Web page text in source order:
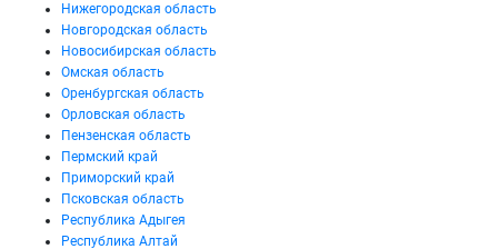
Нижегородская область
Новгородская область
Новосибирская область
Омская область
Оренбургская область
Орловская область
Пензенская область
Пермский край
Приморский край
Псковская область
Республика Адыгея
Республика Алтай